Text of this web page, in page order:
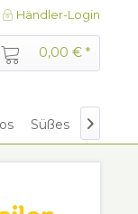
Händler-Login
0,00 € *
Süßes Give
